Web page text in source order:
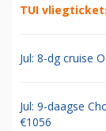
TUI
Jul: 8-dg cruise
Jul: 9-daagse
€1056